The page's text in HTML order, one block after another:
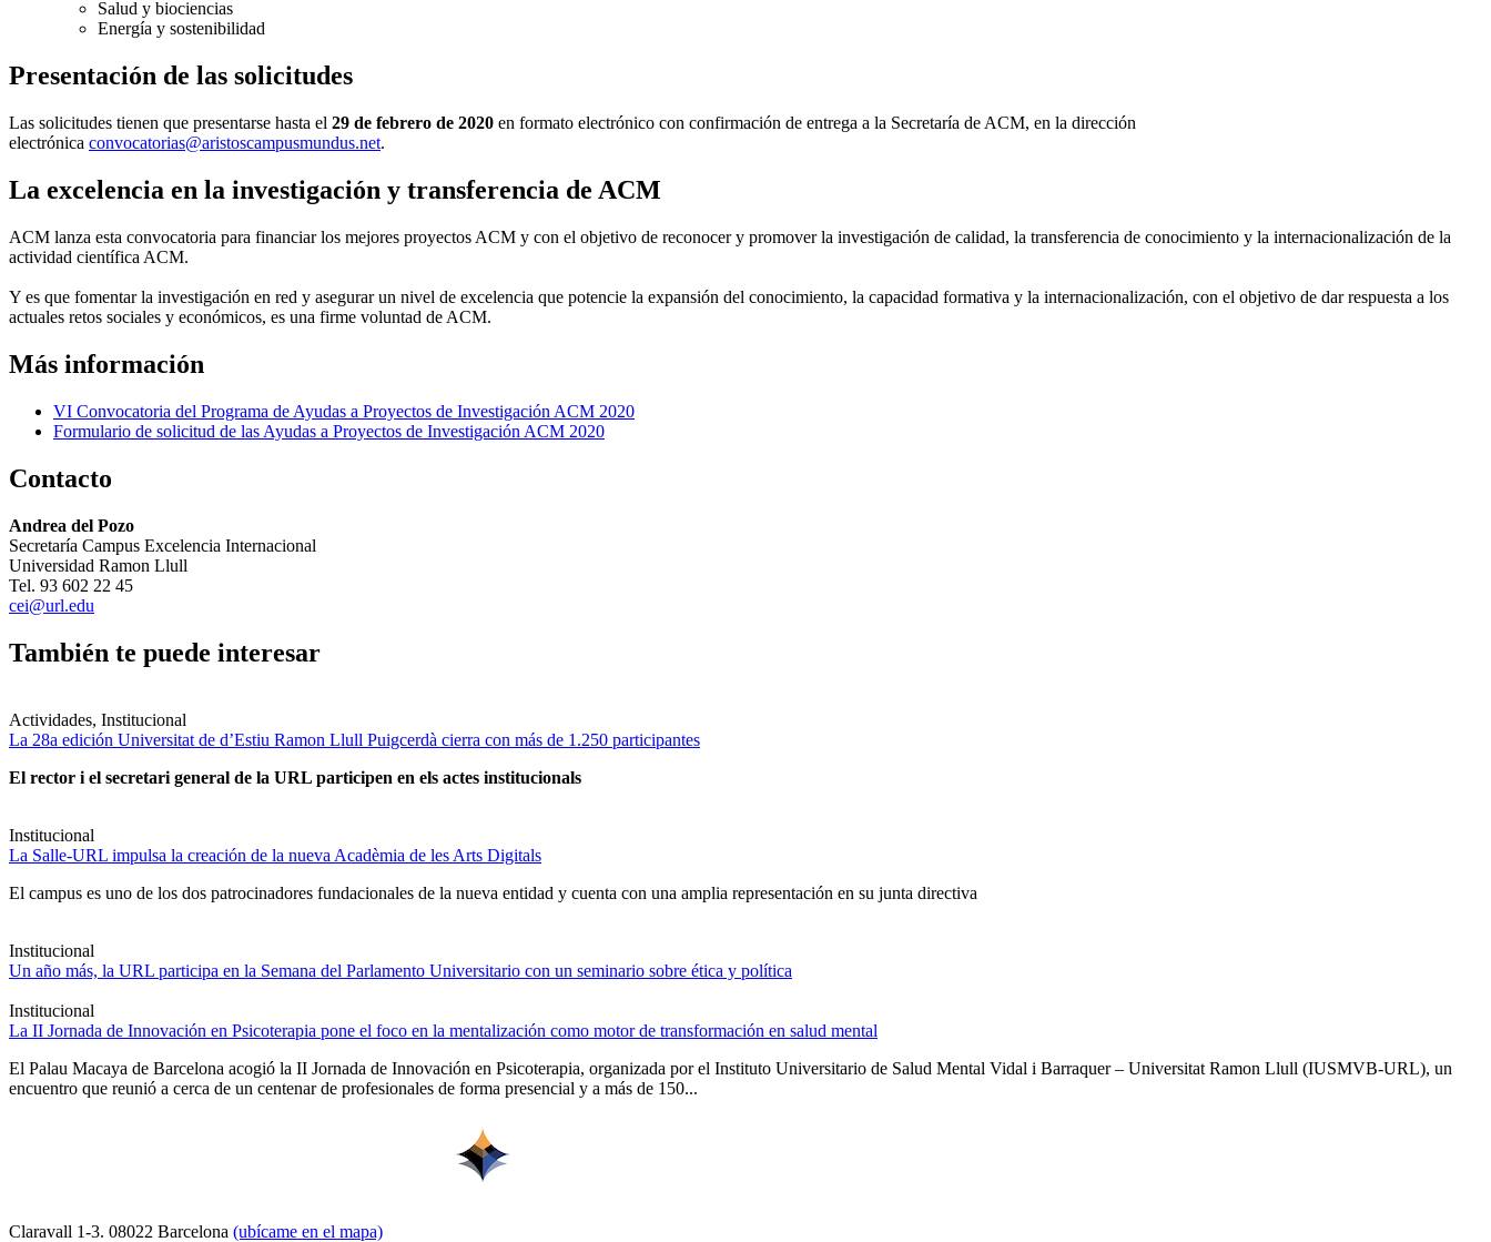
Salud y biociencias
Energía y sostenibilidad
Presentación de las solicitudes
Las solicitudes tienen que presentarse hasta el 29 de febrero de 2020 en formato electrónico con confirmación de entrega a la Secretaría de ACM, en la dirección
electrónica convocatorias@aristoscampusmundus.net.
La excelencia en la investigación y transferencia de ACM
ACM lanza esta convocatoria para financiar los mejores proyectos ACM y con el objetivo de reconocer y promover la investigación de calidad, la transferencia de conocimiento y la internacionalización de la
actividad científica ACM.
Y es que fomentar la investigación en red y asegurar un nivel de excelencia que potencie la expansión del conocimiento, la capacidad formativa y la internacionalización, con el objetivo de dar respuesta a los
actuales retos sociales y económicos, es una firme voluntad de ACM.
Más información
VI Convocatoria del Programa de Ayudas a Proyectos de Investigación ACM 2020
Formulario de solicitud de las Ayudas a Proyectos de Investigación ACM 2020
Contacto
Andrea del Pozo
Secretaría Campus Excelencia Internacional
Universidad Ramon Llull
Tel. 93 602 22 45
cei@url.edu
También te puede interesar
Actividades, Institucional
La 28a edición Universitat de d’Estiu Ramon Llull Puigcerdà cierra con más de 1.250 participantes
El rector i el secretari general de la URL participen en els actes institucionals
Institucional
La Salle-URL impulsa la creación de la nueva Acadèmia de les Arts Digitals
El campus es uno de los dos patrocinadores fundacionales de la nueva entidad y cuenta con una amplia representación en su junta directiva
Institucional
Un año más, la URL participa en la Semana del Parlamento Universitario con un seminario sobre ética y política
Institucional
La II Jornada de Innovación en Psicoterapia pone el foco en la mentalización como motor de transformación en salud mental
El Palau Macaya de Barcelona acogió la II Jornada de Innovación en Psicoterapia, organizada por el Instituto Universitario de Salud Mental Vidal i Barraquer – Universitat Ramon Llull (IUSMVB-URL), un
encuentro que reunió a cerca de un centenar de profesionales de forma presencial y a más de 150...
Claravall 1-3. 08022 Barcelona (ubícame en el mapa)